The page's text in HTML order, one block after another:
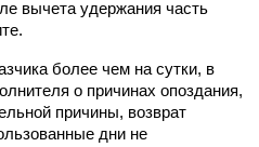
вычета удержания часть
более чем на сутки, в
о причинах опоздания,
причины, возврат
дни не